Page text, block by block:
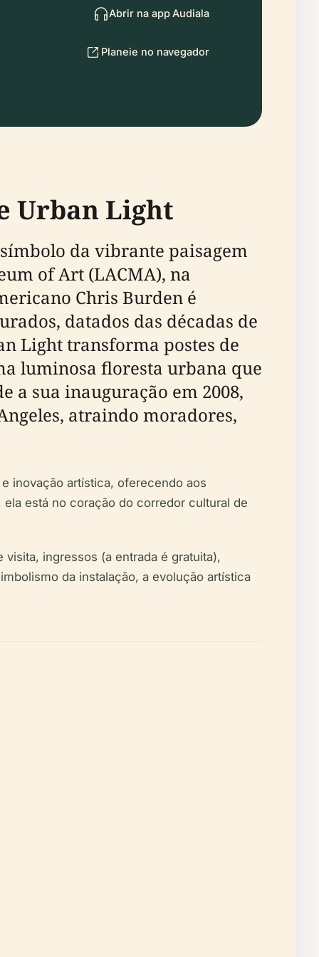
Abrir na app Audiala
Planeie no navegador
Urban Light
da vibrante paisagem
of Art (LACMA), na
Chris Burden é
datados das décadas de
Light transforma postes de
luminosa floresta urbana que
a sua inauguração em 2008,
atraindo moradores,
inovação artística, oferecendo aos
está no coração do corredor cultural de
ingressos (a entrada é gratuita),
da instalação, a evolução artística